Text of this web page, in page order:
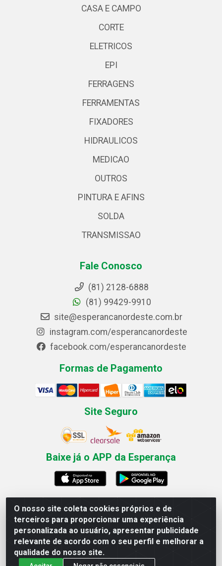
O nosso site coleta cookies próprios e de
terceiros para proporcionar uma experiência
personalizada ao usuário, apresentar publicidade
relevante de acordo com o seu perfil e melhorar a
qualidade do nosso site.
CASA E CAMPO
CORTE
ELETRICOS
EPI
FERRAGENS
FERRAMENTAS
FIXADORES
HIDRAULICOS
MEDICAO
OUTROS
PINTURA E AFINS
SOLDA
TRANSMISSAO
Fale Conosco
(81) 2128-6888
(81) 99429-9910
site@esperancanordeste.com.br
instagram.com/esperancanordeste
facebook.com/esperancanordeste
Formas de Pagamento
Site Seguro
Baixe já o APP da Esperança
Esperança Nordeste - Rua Professor Caldas Filho, 291 -
Estância - Recife / PE CEP: 50771-335 - CNPJ
03.666.136/0001-23